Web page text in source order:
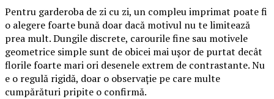
Pentru garderoba de zi cu zi, un compleu imprimat poate fi
o alegere foarte bună doar dacă motivul nu te limitează
prea mult. Dungile discrete, carourile fine sau motivele
geometrice simple sunt de obicei mai ușor de purtat decât
florile foarte mari ori desenele extrem de contrastante. Nu
e o regulă rigidă, doar o observație pe care multe
cumpărături pripite o confirmă.